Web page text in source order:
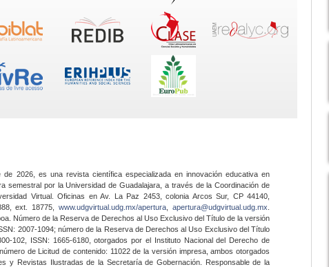
2026, es una revista científica especializada en innovación educativa en
semestral por la Universidad de Guadalajara, a través de la Coordinación de
Virtual. Oficinas en Av. La Paz 2453, colonia Arcos Sur, CP 44140,
ext. 18775,www.udgvirtual.udg.mx/apertura apertura@udgvirtual.udg.mx
Número de la Reserva de Derechos al Uso Exclusivo del Título de la versión
2007-1094; número de la Reserva de Derechos al Uso Exclusivo del Título
102, ISSN: 1665-6180, otorgados por el Instituto Nacional del Derecho de
de Licitud de contenido: 11022 de la versión impresa, ambos otorgados
y Revistas Ilustradas de la Secretaría de Gobernación. Responsable de la